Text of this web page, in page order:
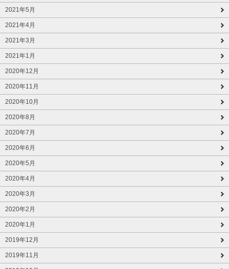
2021年5月
2021年4月
2021年3月
2021年1月
2020年12月
2020年11月
2020年10月
2020年8月
2020年7月
2020年6月
2020年5月
2020年4月
2020年3月
2020年2月
2020年1月
2019年12月
2019年11月